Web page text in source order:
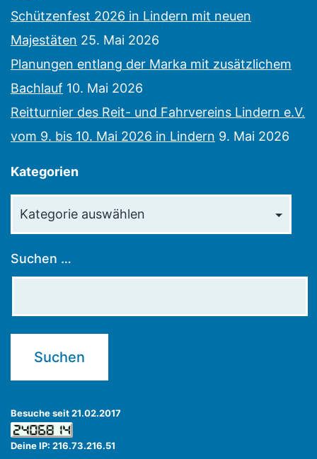
Schützenfest 2026 in Lindern mit neuen
Majestäten 25. Mai 2026
Planungen entlang der Marka mit zusätzlichem
Bachlauf 10. Mai 2026
Reitturnier des Reit- und Fahrvereins Lindern e.V.
vom 9. bis 10. Mai 2026 in Lindern 9. Mai 2026
Kategorien
Suchen …
Besuche seit 21.02.2017
Deine IP: 216.73.216.51